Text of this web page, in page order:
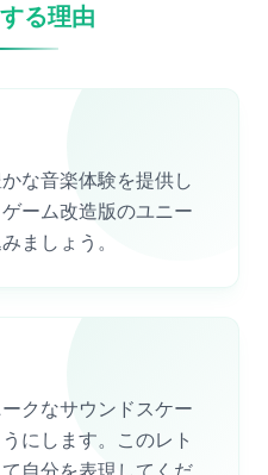
る理由
な音楽体験を提供し
ーム改造版のユニー
ましょう。
クなサウンドスケー
にします。このレト